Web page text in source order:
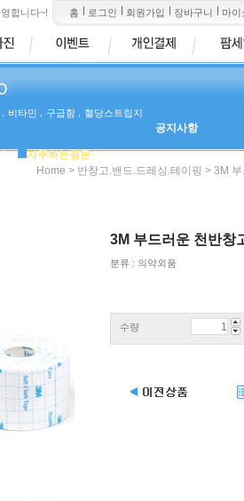
합니다~! 홈 로그인 회원가입 장바구니 마이
비타민 구급함 혈당스트립지
공지사항
자주하는질문
Home > 반창고.밴드.드레싱.테이핑 > 3M
3M 부드러운 천반창
분류 : 의약외품
수량